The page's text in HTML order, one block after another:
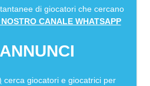
di giocatori che cercano
CANALE WHATSAPP
cerca giocatori e giocatrici per